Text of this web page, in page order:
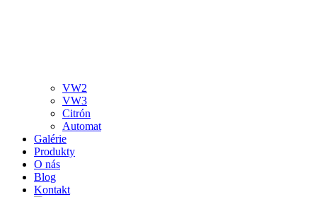
VW2
VW3
Citrón
Automat
Galérie
Produkty
O nás
Blog
Kontakt